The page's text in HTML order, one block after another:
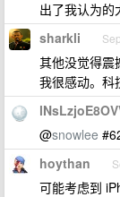
出了我认为的
sharkli
其他没觉得震
我很感动。科
@snowlee
hoythan
可能考虑到